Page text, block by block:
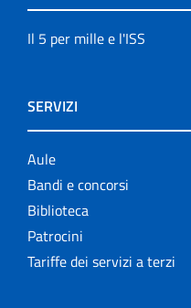
Il 5 per mille e l'ISS
SERVIZI
Aule
Bandi e concorsi
Biblioteca
Patrocini
Tariffe dei servizi a terzi